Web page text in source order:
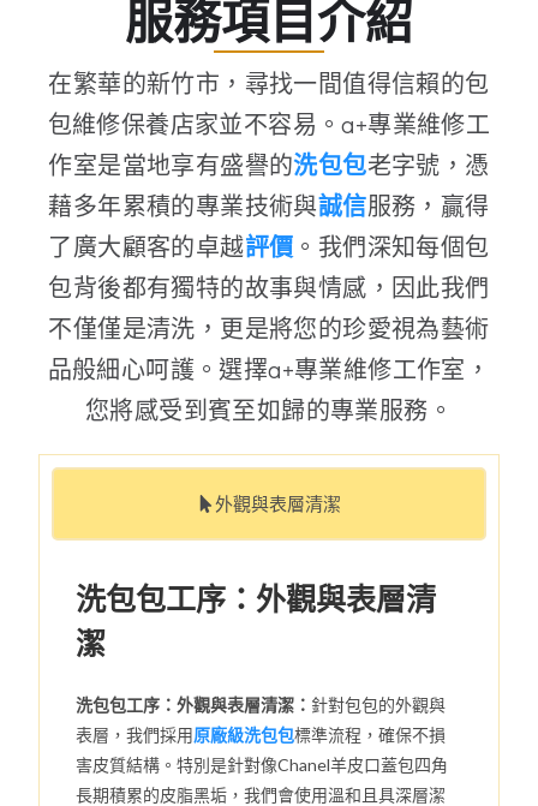
服務項目介紹
在繁華的新竹市，尋找一間值得信賴的包
包維修保養店家並不容易。a+專業維修工
作室是當地享有盛譽的洗包包老字號，憑
藉多年累積的專業技術與誠信服務，贏得
了廣大顧客的卓越評價 。我們深知每個包
包背後都有獨特的故事與情感，因此我們
不僅僅是清洗，更是將您的珍愛視為藝術
品般細心呵護。選擇a+專業維修工作室，
您將感受到賓至如歸的專業服務。
外觀與表層清潔
洗包包工序：外觀與表層清
潔
洗包包工序：外觀與表層清潔： 針對包包的外觀與
表層，我們採用原廠級洗包包標準流程，確保不損
害皮質結構。特別是針對像Chanel羊皮口蓋包四角
長期積累的皮脂黑垢，我們會使用溫和且具深層潔